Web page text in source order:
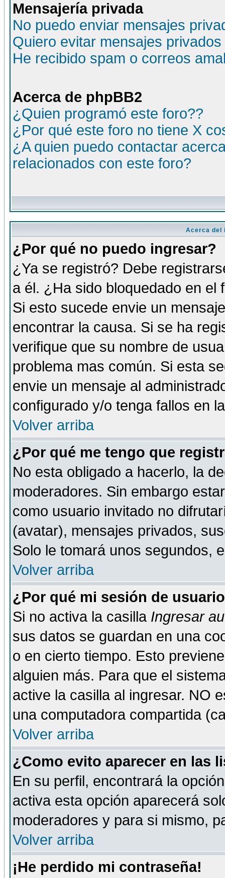
Mensajería privada
No puedo enviar mensajes
Quiero evitar mensajes
He recibido spam o correos
Acerca de phpBB2
¿Quien programó este foro??
¿Por qué este foro no tiene X
¿A quien puedo contactar
relacionados con este foro?
Acerca del
¿Por qué no puedo ingresar?
¿Ya se registró? Debe
a él. ¿Ha sido bloquedado en
Si esto sucede envie un
encontrar la causa. Si se ha
verifique que su nombre de
problema mas común. Si esta
envie un mensaje al
configurado y/o tenga fallos en
Volver arriba
¿Por qué me tengo que
No esta obligado a hacerlo, la
moderadores. Sin embargo
como usuario invitado no
(avatar), mensajes privados,
Solo le tomará unos segundos,
Volver arriba
¿Por qué mi sesión de
Si no activa la casilla Ingresar
sus datos se guardan en una
o en cierto tiempo. Esto
alguien más. Para que el
active la casilla al ingresar. NO
una computadora compartida
Volver arriba
¿Como evito aparecer en las
En su perfil, encontrará la
activa esta opción aparecerá
moderadores y para si mismo,
Volver arriba
¡He perdido mi contraseña!